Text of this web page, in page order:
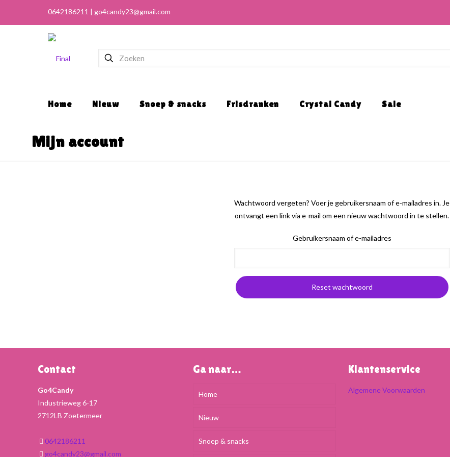
Home Nieuw Snoep & snacks Frisdranken Crystal Candy Sale
Mijn account
Wachtwoord vergeten? Voer je gebruikersnaam of e-mailadres in. Je
ontvangt een link via e-mail om een nieuw wachtwoord in te stellen.
Gebruikersnaam of e-mailadres
Reset wachtwoord
Contact
Go4Candy
Industrieweg 6-17
2712LB Zoetermeer
0642186211
go4candy23@gmail.com
Ga naar…
Home
Nieuw
Snoep & snacks
Klantenservice
Algemene Voorwaarden